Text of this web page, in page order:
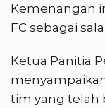
Kemenangan
FC sebagai
Ketua Panitia
tim yang telah